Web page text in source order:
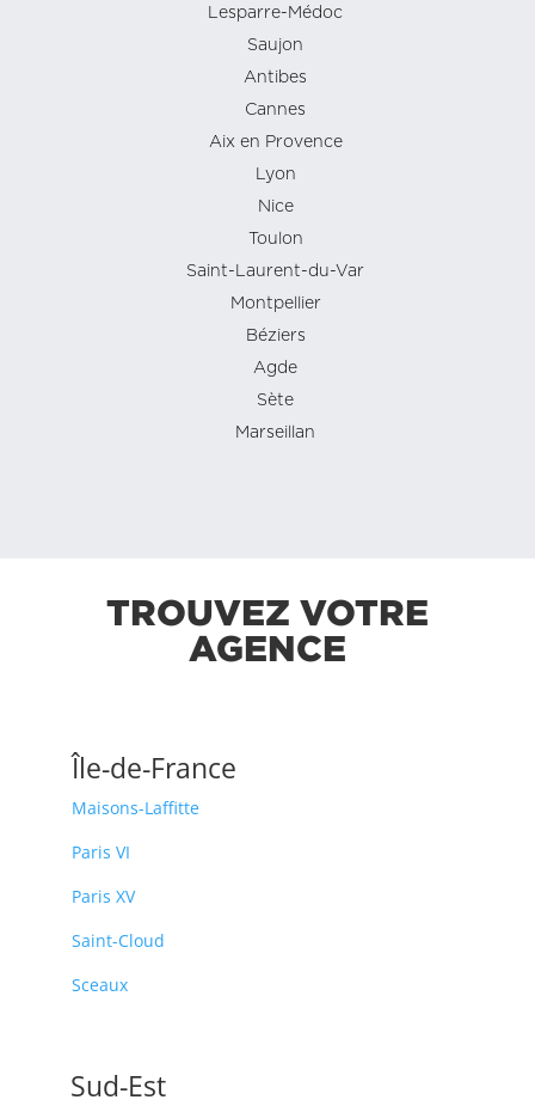
Lesparre-Médoc
Saujon
Antibes
Cannes
Aix en Provence
Lyon
Nice
Toulon
Saint-Laurent-du-Var
Montpellier
Béziers
Agde
Sète
Marseillan
TROUVEZ VOTRE
AGENCE
Île-de-France
Maisons-Laffitte
Paris VI
Paris XV
Saint-Cloud
Sceaux
Sud-Est